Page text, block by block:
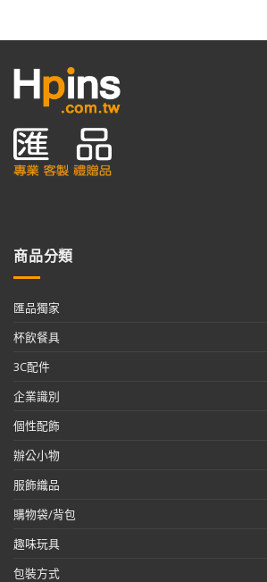
商品分類
匯品獨家
杯飲餐具
3C配件
企業識別
個性配飾
辦公小物
服飾織品
購物袋/背包
趣味玩具
包裝方式